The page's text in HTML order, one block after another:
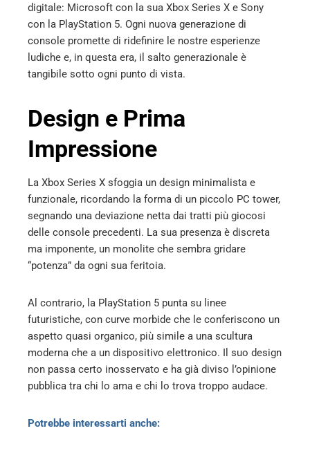
digitale: Microsoft con la sua Xbox Series X e Sony
con la PlayStation 5. Ogni nuova generazione di
console promette di ridefinire le nostre esperienze
ludiche e, in questa era, il salto generazionale è
tangibile sotto ogni punto di vista.
Design e Prima
Impressione
La Xbox Series X sfoggia un design minimalista e
funzionale, ricordando la forma di un piccolo PC tower,
segnando una deviazione netta dai tratti più giocosi
delle console precedenti. La sua presenza è discreta
ma imponente, un monolite che sembra gridare
“potenza” da ogni sua feritoia.
Al contrario, la PlayStation 5 punta su linee
futuristiche, con curve morbide che le conferiscono un
aspetto quasi organico, più simile a una scultura
moderna che a un dispositivo elettronico. Il suo design
non passa certo inosservato e ha già diviso l’opinione
pubblica tra chi lo ama e chi lo trova troppo audace.
Potrebbe interessarti anche: